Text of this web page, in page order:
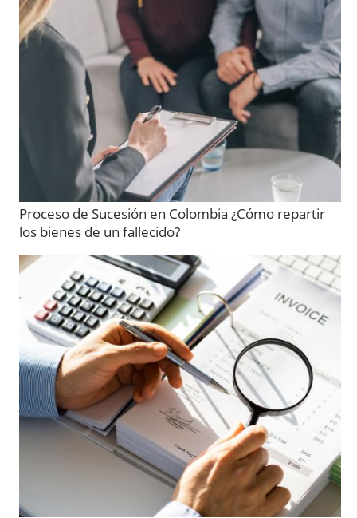
Proceso de Sucesión en Colombia ¿Cómo repartir
los bienes de un fallecido?